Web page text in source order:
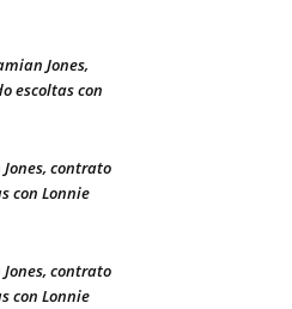
Jones,
escoltas con
contrato
con Lonnie
contrato
con Lonnie